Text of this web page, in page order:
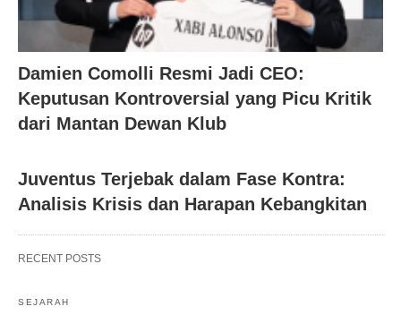
Damien Comolli Resmi Jadi CEO:
Keputusan Kontroversial yang Picu Kritik
dari Mantan Dewan Klub
Juventus Terjebak dalam Fase Kontra:
Analisis Krisis dan Harapan Kebangkitan
RECENT POSTS
SEJARAH